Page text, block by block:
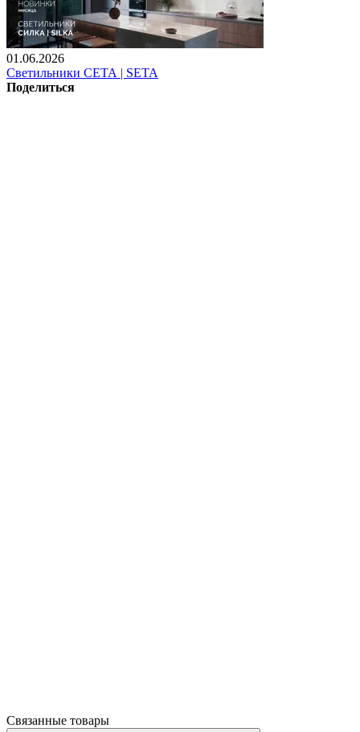
01.06.2026
Светильники СЕТА | SETA
Поделиться
Связанные товары